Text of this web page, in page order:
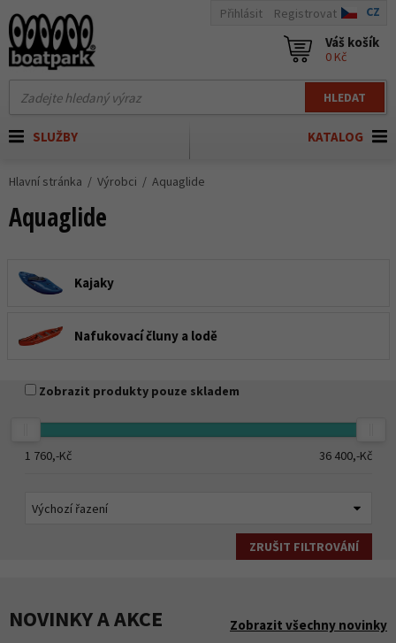
HLEDAT
Přihlásit Registrovat CZ
Váš košík
0 Kč
KATALOG
SLUŽBY
Hlavní stránka Výrobci Aquaglide
Aquaglide
Kajaky
Nafukovací čluny a lodě
Zobrazit produkty pouze skladem
1 760,-Kč 36 400,-Kč
ZRUŠIT FILTROVÁNÍ
NOVINKY A AKCE Zobrazit všechny novinky